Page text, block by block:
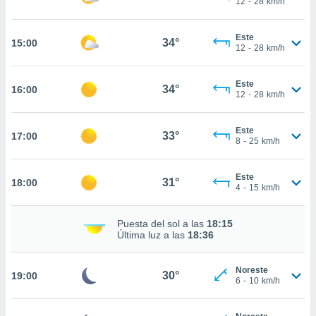
de que
sean
el sitio
para
ni para
aunque
no
abono
15:00 34°
Este
12 - 28 km/h
16:00 34°
Este
12 - 28 km/h
17:00 33°
Este
8 - 25 km/h
18:00 31°
Este
4 - 15 km/h
Puesta del sol a las 18:15
Última luz a las 18:36
19:00 30°
Noreste
6 - 10 km/h